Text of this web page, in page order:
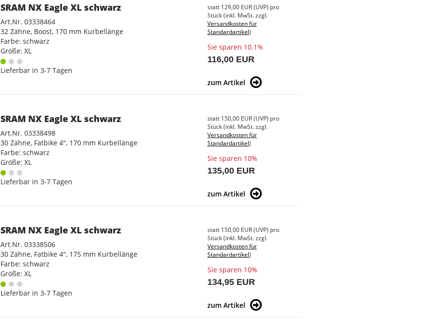
SRAM NX Eagle XL schwarz
Art.Nr. 03338464
32 Zähne, Boost, 170 mm Kurbellänge
Farbe: schwarz
Größe: XL
Lieferbar in 3-7 Tagen
statt 129,00 EUR(UVP) pro
Stück (inkl. MwSt. zzgl.
Versandkosten für
Standardartikel)
Sie sparen 10.1%
116,00 EUR
zum Artikel
SRAM NX Eagle XL schwarz
Art.Nr. 03338498
30 Zähne, Fatbike 4", 170 mm Kurbellänge
Farbe: schwarz
Größe: XL
Lieferbar in 3-7 Tagen
statt 150,00 EUR(UVP) pro
Stück (inkl. MwSt. zzgl.
Versandkosten für
Standardartikel)
Sie sparen 10%
135,00 EUR
zum Artikel
SRAM NX Eagle XL schwarz
Art.Nr. 03338506
30 Zähne, Fatbike 4", 175 mm Kurbellänge
Farbe: schwarz
Größe: XL
Lieferbar in 3-7 Tagen
statt 150,00 EUR(UVP) pro
Stück (inkl. MwSt. zzgl.
Versandkosten für
Standardartikel)
Sie sparen 10%
134,95 EUR
zum Artikel